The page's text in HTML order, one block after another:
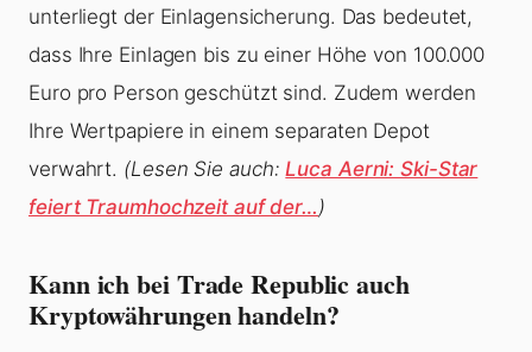
unterliegt der Einlagensicherung. Das bedeutet,
dass Ihre Einlagen bis zu einer Höhe von 100.000
Euro pro Person geschützt sind. Zudem werden
Ihre Wertpapiere in einem separaten Depot
verwahrt. (Lesen Sie auch:Luca Aerni: Ski-Star
feiert Traumhochzeit auf der…)
Kann ich bei Trade Republic auch
Kryptowährungen handeln?